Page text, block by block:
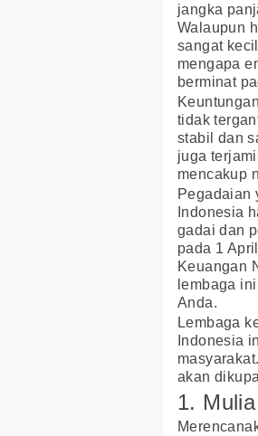
jangka
Walaupun
sangat
mengapa
berminat
tidak
stabil dan
juga
mencakup
Pegadaian
Indonesia
gadai dan
pada 1
Keuangan
lembaga
Anda.
Lembaga
Indonesia
akan
1.